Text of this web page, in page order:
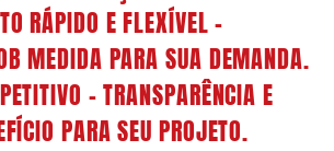
RÁPIDO E FLEXÍVEL –
MEDIDA PARA SUA DEMANDA.
– TRANSPARÊNCIA E
PARA SEU PROJETO.